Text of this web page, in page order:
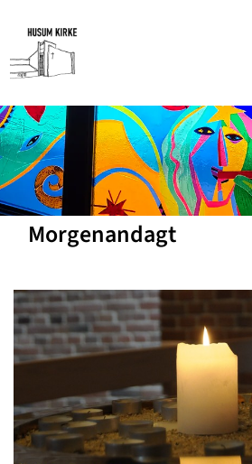
Morgenandagt